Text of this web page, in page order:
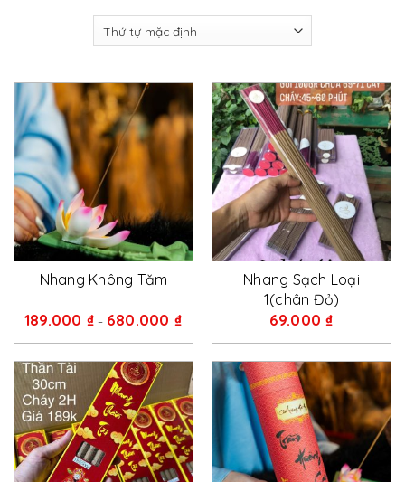
Nhang Không Tăm
189.000 ₫ – 680.000 ₫
Nhang Sạch Loại
1(chân Đỏ)
69.000₫